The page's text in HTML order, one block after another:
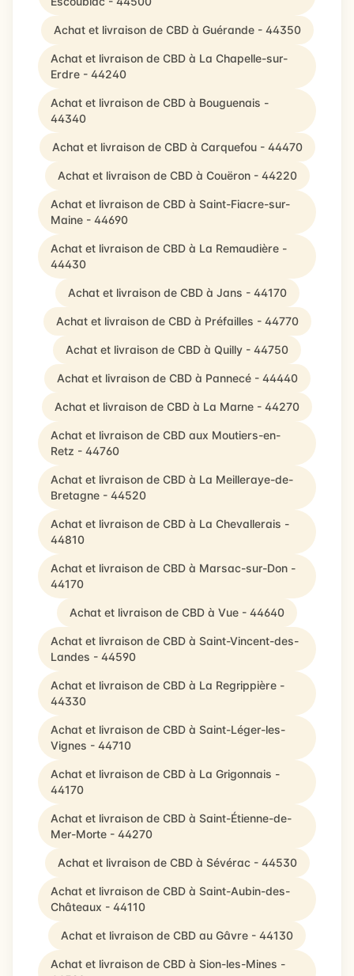
Achat et livraison de CBD à Guérande - 44350
Achat et livraison de CBD à La Chapelle-sur-
Erdre - 44240
Achat et livraison de CBD à Bouguenais -
44340
Achat et livraison de CBD à Carquefou - 44470
Achat et livraison de CBD à Couëron - 44220
Achat et livraison de CBD à Saint-Fiacre-sur-
Maine - 44690
Achat et livraison de CBD à La Remaudière -
44430
Achat et livraison de CBD à Jans - 44170
Achat et livraison de CBD à Préfailles - 44770
Achat et livraison de CBD à Quilly - 44750
Achat et livraison de CBD à Pannecé - 44440
Achat et livraison de CBD à La Marne - 44270
Achat et livraison de CBD aux Moutiers-en-
Retz - 44760
Achat et livraison de CBD à La Meilleraye-de-
Bretagne - 44520
Achat et livraison de CBD à La Chevallerais -
44810
Achat et livraison de CBD à Marsac-sur-Don -
44170
Achat et livraison de CBD à Vue - 44640
Achat et livraison de CBD à Saint-Vincent-des-
Landes - 44590
Achat et livraison de CBD à La Regrippière -
44330
Achat et livraison de CBD à Saint-Léger-les-
Vignes - 44710
Achat et livraison de CBD à La Grigonnais -
44170
Achat et livraison de CBD à Saint-Étienne-de-
Mer-Morte - 44270
Achat et livraison de CBD à Sévérac - 44530
Achat et livraison de CBD à Saint-Aubin-des-
Châteaux - 44110
Achat et livraison de CBD au Gâvre - 44130
Achat et livraison de CBD à Sion-les-Mines -